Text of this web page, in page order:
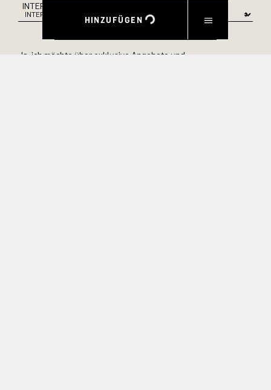
HINZUFÜGEN
INTERESSEN
Ja, ich möchte über exklusive Angebote und